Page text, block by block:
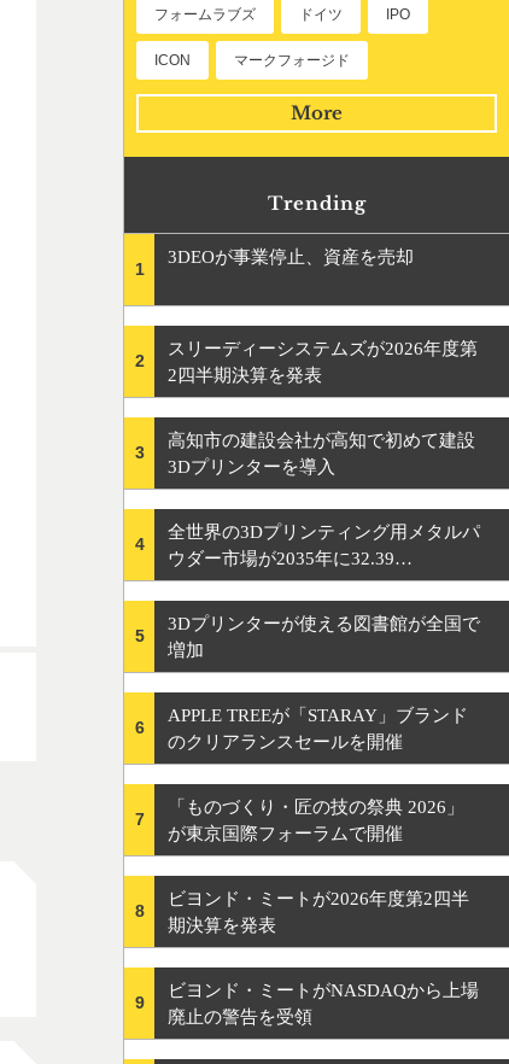
フォームラブズ ドイツ IPO
ICON マークフォージド
More
Trending
1
3DEOが事業停止、資産を売却
2
スリーディーシステムズが2026年度第
2四半期決算を発表
3
高知市の建設会社が高知で初めて建設
3Dプリンターを導入
4
全世界の3Dプリンティング用メタルパ
ウダー市場が2035年に32.39…
5
3Dプリンターが使える図書館が全国で
増加
6
APPLE TREEが「STARAY」ブランド
のクリアランスセールを開催
7
「ものづくり・匠の技の祭典 2026」
が東京国際フォーラムで開催
8
ビヨンド・ミートが2026年度第2四半
期決算を発表
9
ビヨンド・ミートがNASDAQから上場
廃止の警告を受領